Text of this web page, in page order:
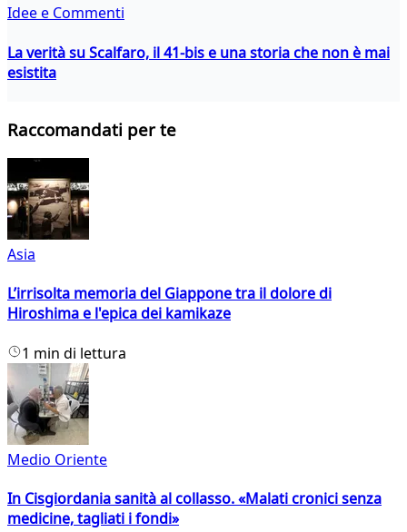
Idee e Commenti
La verità su Scalfaro, il 41-bis e una storia che non è mai
esistita
Raccomandati per te
Asia
L’irrisolta memoria del Giappone tra il dolore di
Hiroshima e l'epica dei kamikaze
1 min di lettura
Medio Oriente
In Cisgiordania sanità al collasso. «Malati cronici senza
medicine, tagliati i fondi»